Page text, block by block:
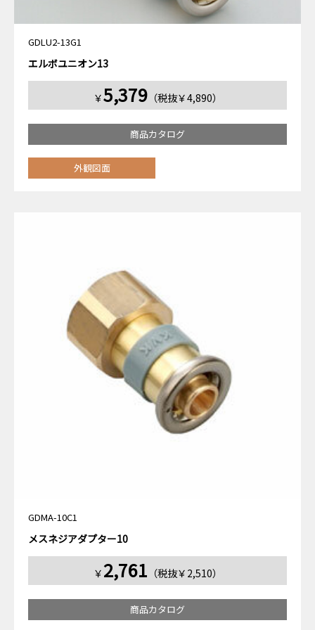
GDLU2-13G1
エルボユニオン13
￥5,379（税抜￥4,890）
商品カタログ
外観図面
GDMA-10C1
メスネジアダプター10
￥ 2,761 （税抜￥2,510）
商品カタログ